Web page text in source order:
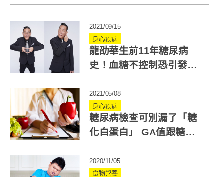
2021/09/15
身心疾病
龍劭華生前11年糖尿病
史！血糖不控制恐引發這5
2021/05/08
身心疾病
糖尿病檢查可別漏了「糖
化白蛋白」 GA值跟糖化
2020/11/05
食物營養